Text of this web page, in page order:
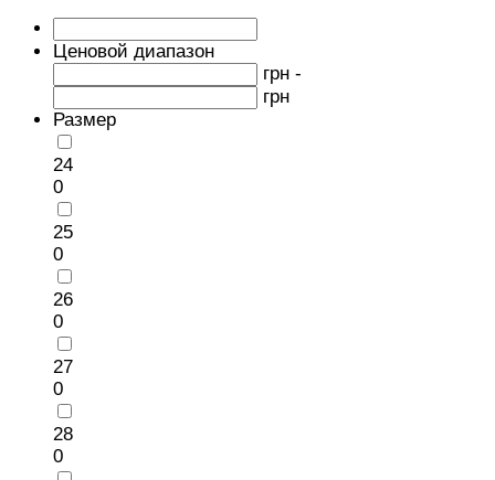
Ценовой диапазон
грн -
грн
Размер
24
0
25
0
26
0
27
0
28
0